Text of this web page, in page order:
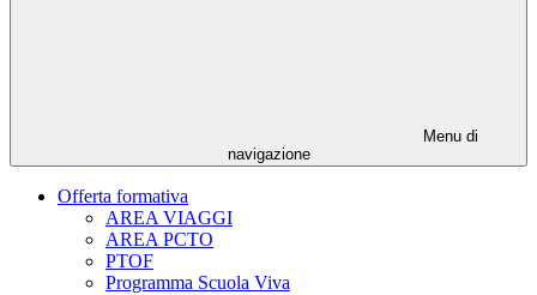
Menu di
navigazione
Offerta formativa
AREA VIAGGI
AREA PCTO
PTOF
Programma Scuola Viva